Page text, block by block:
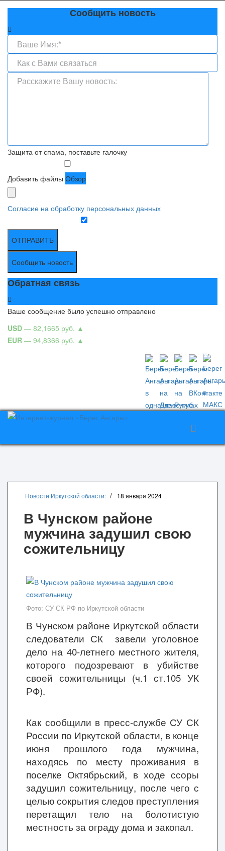
Сообщить новость
Защита от спама, поставьте галочку
Добавить файлы Обзор
Согласие на обработку персональных данных
ОТПРАВИТЬ
Сообщить новость
Обратная связь
Ваше сообщение было успешно отправлено
USD — 82,1665 руб. ▲
EUR — 94,8366 руб. ▲
Новости Иркутской области: 18 января 2024
В Чунском районе
мужчина задушил свою
сожительницу
Фото: СУ СК РФ по Иркутской области
В Чунском районе Иркутской области
следователи СК завели уголовное
дело на 40-летнего местного жителя,
которого подозревают в убийстве
своей сожительницы (ч.1 ст.105 УК
РФ).
Как сообщили в пресс-службе СУ СК
России по Иркутской области, в конце
июня прошлого года мужчина,
находясь по месту проживания в
поселке Октябрьский, в ходе ссоры
задушил сожительницу, после чего с
целью сокрытия следов преступления
перетащил тело на болотистую
местность за ограду дома и закопал.